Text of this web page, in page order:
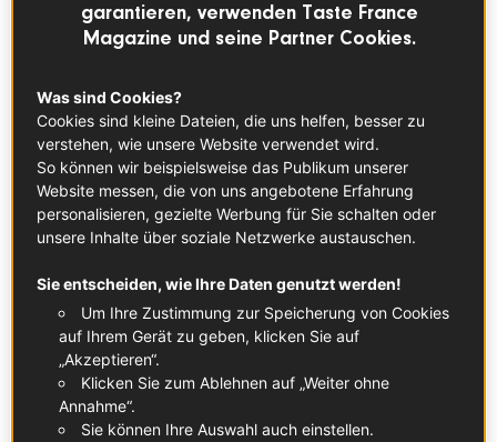
In diesem Artikel
Pouilly-Fumé-Wein
Produkt ansehen
Bandol AOC
Produkt ansehen
Champagner
Produkt ansehen
Corbières AOC
Produkt ansehen Produkt ansehen
garantieren, verwenden Taste France
Magazine und seine Partner Cookies.
Was sind Cookies?
Cookies sind kleine Dateien, die uns helfen, besser zu
verstehen, wie unsere Website verwendet wird.
So können wir beispielsweise das Publikum unserer
Website messen, die von uns angebotene Erfahrung
personalisieren, gezielte Werbung für Sie schalten oder
unsere Inhalte über soziale Netzwerke austauschen.
Sie entscheiden, wie Ihre Daten genutzt werden!
Um Ihre Zustimmung zur Speicherung von Cookies
auf Ihrem Gerät zu geben, klicken Sie auf
„Akzeptieren“.
Klicken Sie zum Ablehnen auf „Weiter ohne
Annahme“.
Sie können Ihre Auswahl auch einstellen.